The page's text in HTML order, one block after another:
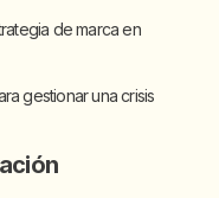
de marca en
gestionar una crisis